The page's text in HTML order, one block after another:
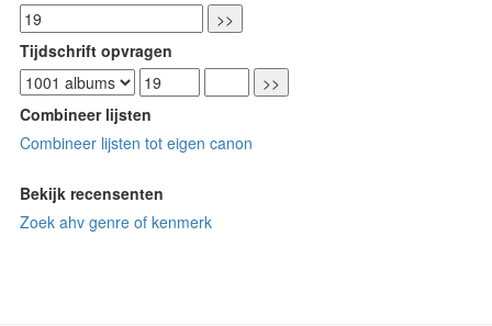
Tijdschrift opvragen
Combineer lijsten
Combineer lijsten tot eigen canon
Bekijk recensenten
Zoek ahv genre of kenmerk